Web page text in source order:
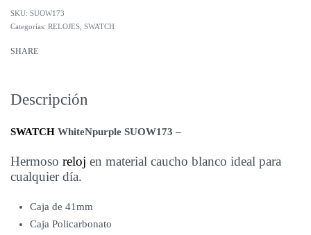
SUOW173
Categorías: RELOJES SWATCH
SHARE
Descripción
SWATCH WhiteNpurple SUOW173 –
Hermoso reloj en material caucho blanco ideal para
cualquier día.
Caja de 41mm
Caja Policarbonato